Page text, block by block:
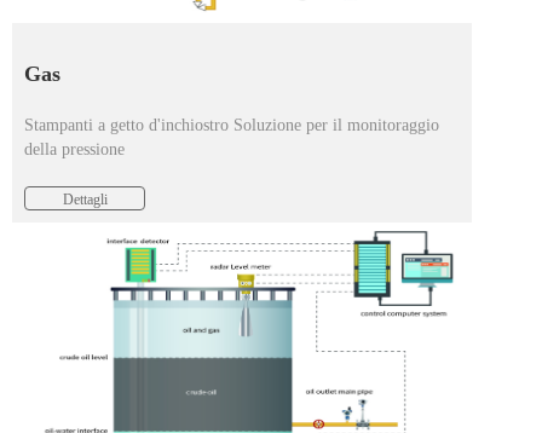
Gas
Stampanti a getto d'inchiostro Soluzione per il monitoraggio
della pressione
Dettagli